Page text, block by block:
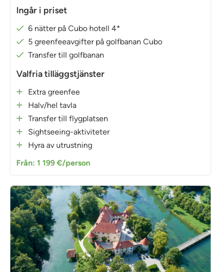
Ingår i priset
6 nätter på Cubo hotell 4*
5 greenfeeavgifter på golfbanan Cubo
Transfer till golfbanan
Valfria tilläggstjänster
Extra greenfee
Halv/hel tavla
Transfer till flygplatsen
Sightseeing-aktiviteter
Hyra av utrustning
Från: 1 199 €/person